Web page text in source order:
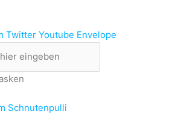
Twitter Youtube Envelope
Schnutenpulli